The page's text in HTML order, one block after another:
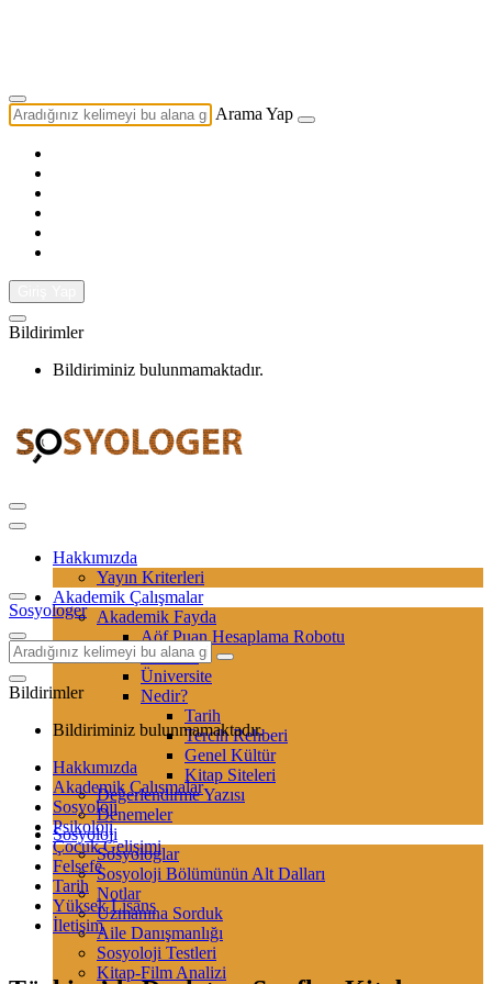
Arama Yap
Bildirimler
Bildiriminiz bulunmamaktadır.
Hakkımızda
Yayın Kriterleri
Akademik Çalışmalar
Akademik Fayda
Aöf Puan Hesaplama Robotu
Sertifika
Üniversite
Nedir?
Tarih
Tercih Rehberi
Genel Kültür
Kitap Siteleri
Değerlendirme Yazısı
Denemeler
Sosyoloji
Sosyologlar
Sosyoloji Bölümünün Alt Dalları
Notlar
Uzmanına Sorduk
Aile Danışmanlığı
Sosyoloji Testleri
Kitap-Film Analizi
Sosyologer
Bildirimler
Bildiriminiz bulunmamaktadır.
Hakkımızda
Akademik Çalışmalar
Sosyoloji
Psikoloji
Çocuk Gelişimi
Felsefe
Tarih
Yüksek Lisans
İletişim